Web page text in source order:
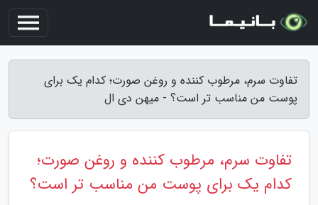
تفاوت سرم، مرطوب کننده و روغن صورت؛ کدام یک برای
پوست من مناسب تر است؟ - میهن دی ال
تفاوت سرم، مرطوب کننده و روغن صورت؛
کدام یک برای پوست من مناسب تر است؟